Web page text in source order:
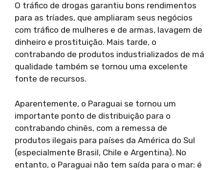
O tráfico de drogas garantiu bons rendimentos
para as tríades, que ampliaram seus negócios
com tráfico de mulheres e de armas, lavagem de
dinheiro e prostituição. Mais tarde, o
contrabando de produtos industrializados de má
qualidade também se tornou uma excelente
fonte de recursos.
Aparentemente, o Paraguai se tornou um
importante ponto de distribuição para o
contrabando chinês, com a remessa de
produtos ilegais para países da América do Sul
(especialmente Brasil, Chile e Argentina). No
entanto, o Paraguai não tem saída para o mar: é